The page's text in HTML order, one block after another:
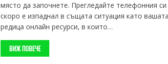
място да започнете. Прегледайте телефонния
скоро е изпаднал в същата ситуация като
редица онлайн ресурси, в които…
ВИЖ ПОВЕЧЕ